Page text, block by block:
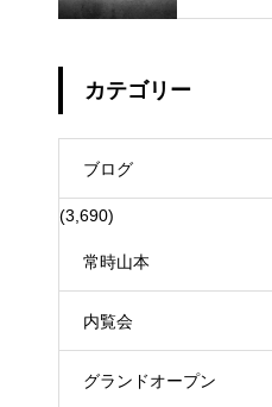
カテゴリー
ブログ
(3,690)
常時山本
内覧会
グランドオープン